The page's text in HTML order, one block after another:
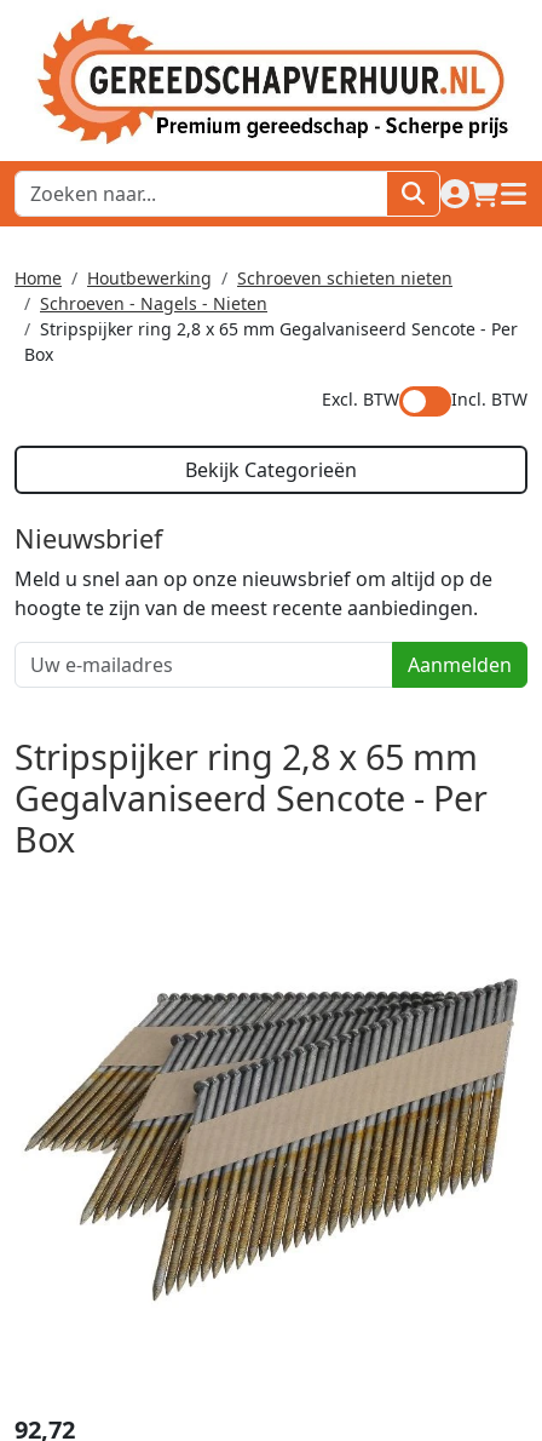
naar
Home Houtbewerking
Schroeven schieten nieten
Schroeven - Nagels - Nieten
Stripspijker ring 2,8 x 65 mm Gegalvaniseerd Sencote - Per
Box
Excl. BTW
Incl. BTW
Bekijk Categorieën
Nieuwsbrief
Meld u snel aan op onze nieuwsbrief om altijd op de
hoogte te zijn van de meest recente aanbiedingen.
Aanmelden
Stripspijker ring 2,8 x 65 mm
Gegalvaniseerd Sencote - Per
Box
92,72